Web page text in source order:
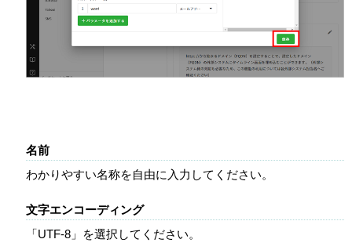
名前
わかりやすい名称を自由に入力してください。
文字エンコーディング
「UTF-8」を選択してください。